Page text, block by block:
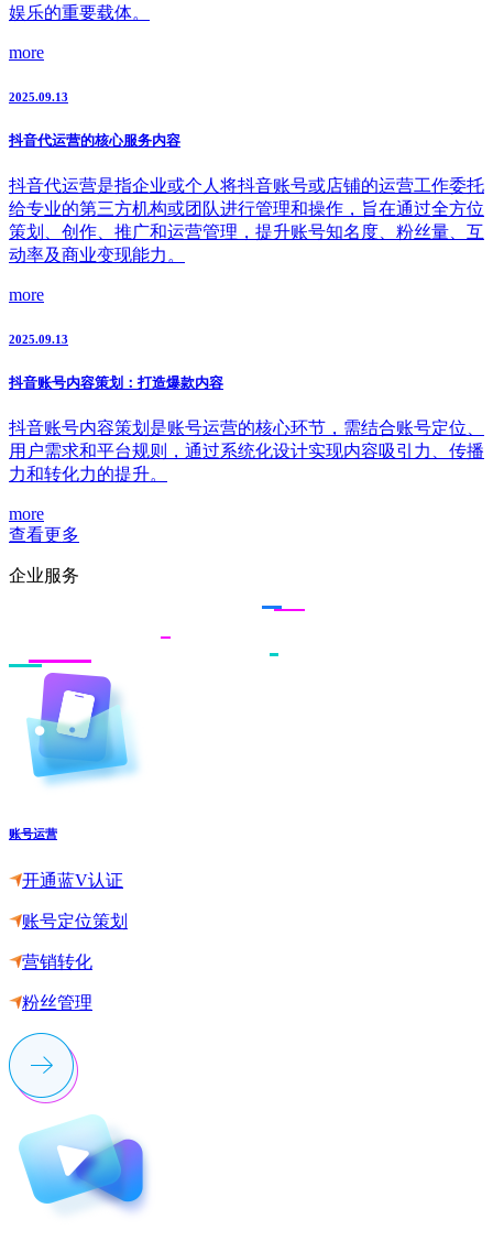
娱乐的重要载体。
more
2025.09.13
抖音代运营的核心服务内容
抖音代运营是指企业或个人将抖音账号或店铺的运营工作委托
给专业的第三方机构或团队进行管理和操作，旨在通过全方位
策划、创作、推广和运营管理，提升账号知名度、粉丝量、互
动率及商业变现能力。
more
2025.09.13
抖音账号内容策划：打造爆款内容
抖音账号内容策划是账号运营的核心环节，需结合账号定位、
用户需求和平台规则，通过系统化设计实现内容吸引力、传播
力和转化力的提升。
more
查看更多
企业服务
账号运营
开通蓝V认证
账号定位策划
营销转化
粉丝管理